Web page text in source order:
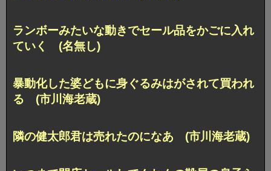
ランボーみたいな動きでセール品をかごに入れ
ていく (名無し)
暴動化した婆どもに身ぐるみはがされて買われ
る (市川海老蔵)
隣の健太郎君は売れたのになあ (市川海老蔵)